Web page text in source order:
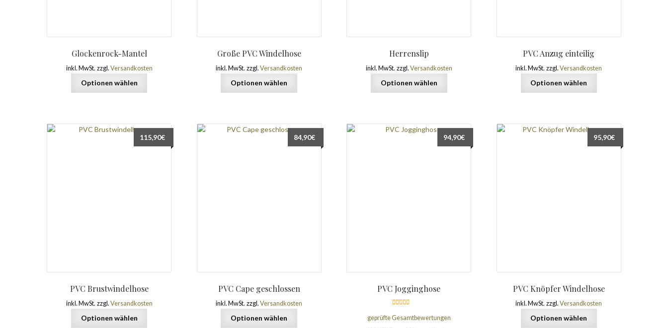
Glockenrock-Mantel
inkl. MwSt. zzgl. Versandkosten
Optionen wählen
Große PVC Windelhose
inkl. MwSt. zzgl.Versandkosten
Optionen wählen
Herrenslip
inkl. MwSt. zzgl. Versandkosten
Optionen wählen
PVC Anzug einteilig
inkl. MwSt. zzgl.Versandkosten
Optionen wählen
PVC Brustwindelhose
115,90€
inkl. MwSt. zzgl. Versandkosten
Optionen wählen
PVC Cape geschlossen
84,90€
inkl. MwSt. zzgl.Versandkosten
Optionen wählen
PVC Jogginghose
5.00von 5
geprüfte Gesamtbewertungen
94,90€
PVC Knöpfer Windelhose
95,90€
inkl. MwSt. zzgl.Versandkosten
Optionen wählen